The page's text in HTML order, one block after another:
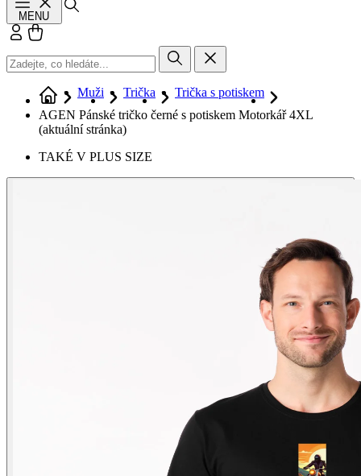
MENU
Přihlásit se
Muži Trička
Trička s potiskem
AGEN Pánské tričko černé s potiskem Motorkář 4XL
(aktuální stránka)
TAKÉ V PLUS SIZE